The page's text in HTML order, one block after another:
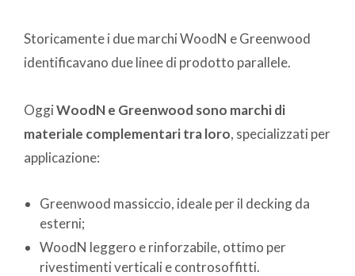
Storicamente i due marchi WoodN e Greenwood
identificavano due linee di prodotto parallele.
OggiWoodN e Greenwood sono marchi di
materiale complementari tra loro, specializzati per
applicazione:
Greenwood massiccio, ideale per il decking da
esterni;
WoodN leggero e rinforzabile, ottimo per
rivestimenti verticali e controsoffitti.